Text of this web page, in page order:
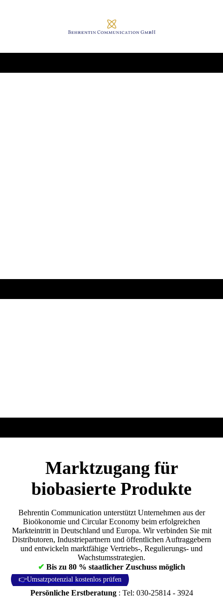
Marktzugang für
biobasierte Produkte
Behrentin Communication unterstützt Unternehmen aus der
Bioökonomie und Circular Economy beim erfolgreichen
Markteintritt in Deutschland und Europa. Wir verbinden Sie mit
Distributoren, Industriepartnern und öffentlichen Auftraggebern
und entwickeln marktfähige Vertriebs-, Regulierungs- und
Wachstumsstrategien.
✔ Bis zu 80 % staatlicher Zuschuss möglich
👉Umsatzpotenzial kostenlos prüfen
Persönliche Erstberatung: Tel: 030-25814 - 3924